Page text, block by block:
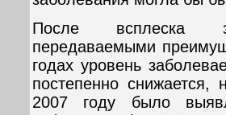
После всплеска
передаваемыми
годах уровень
постепенно
2007 году было